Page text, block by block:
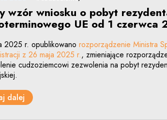
wzór wniosku o pobyt
UE od 1 czerwca
2025 r. opublikowano rozporządzenie Ministra
z 26 maja 2025 r., zmieniające
cudzoziemcowi zezwolenia na pobyt
dalej